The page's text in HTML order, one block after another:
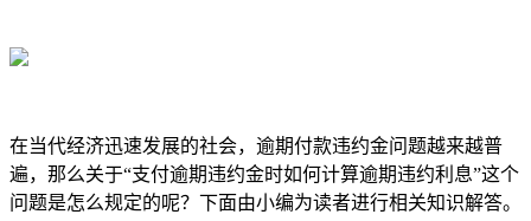
在当代经济迅速发展的社会，逾期付款违约金问题越来越普
遍，那么关于“支付逾期违约金时如何计算逾期违约利息”这个
问题是怎么规定的呢？下面由小编为读者进行相关知识解答。